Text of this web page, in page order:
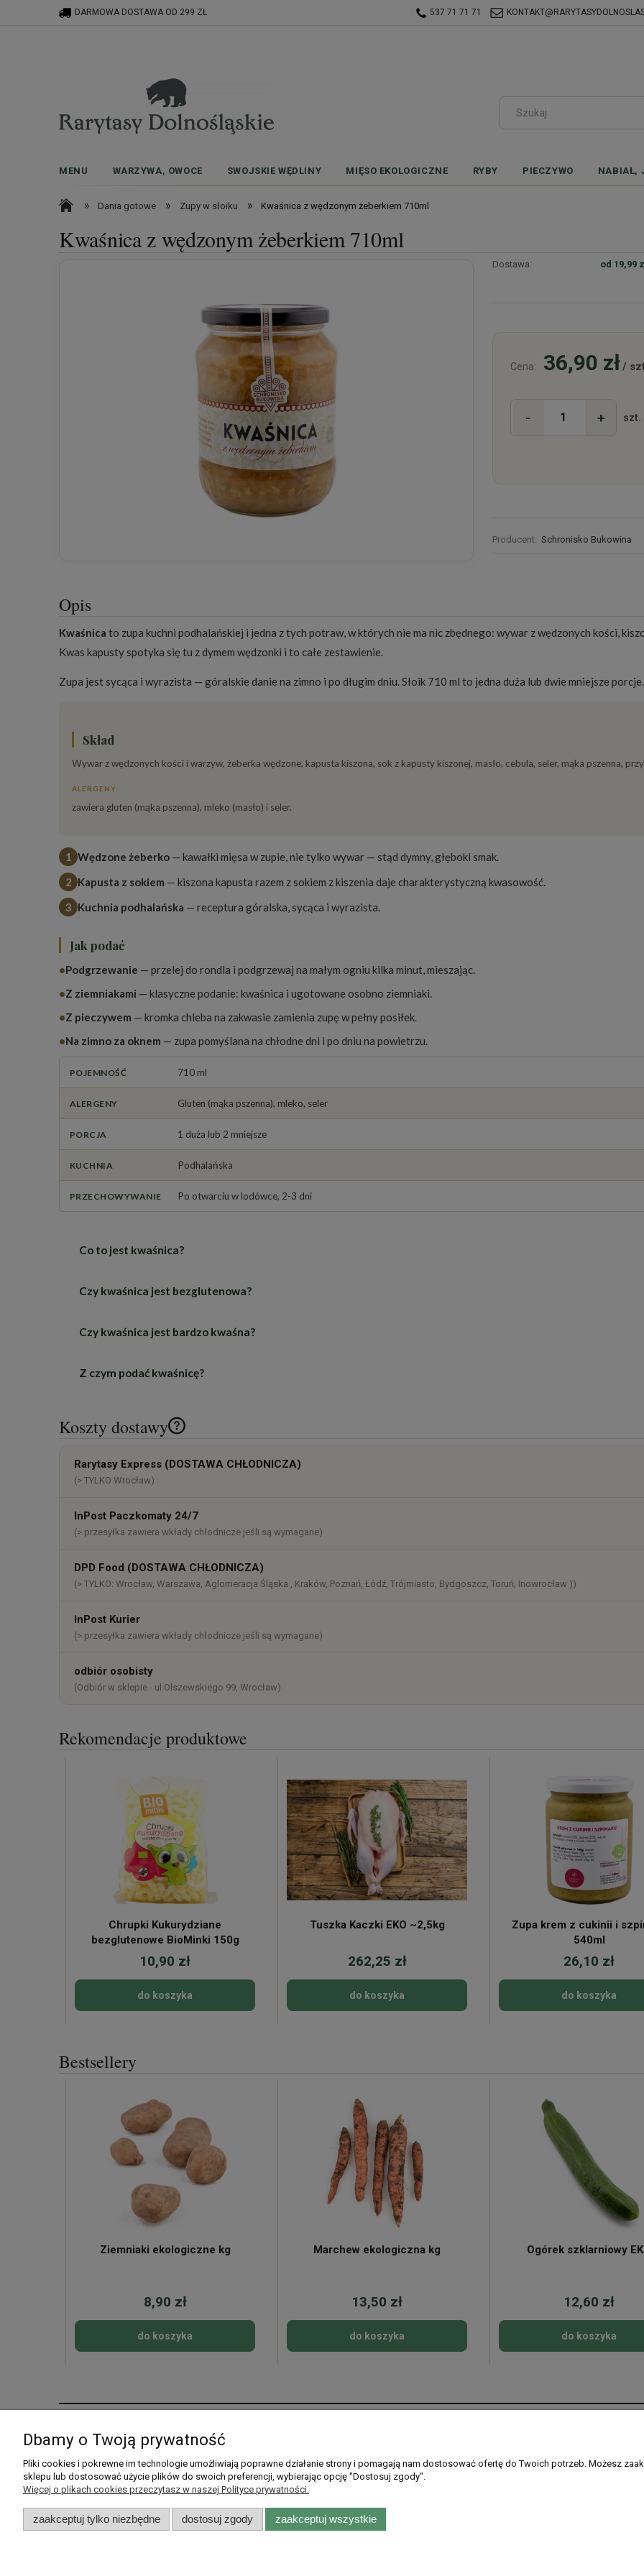
DARMOWA DOSTAWA OD 299 ZŁ 537 71 71 71
MENU WARZYWA, OWOCE SWOJSKIE WĘDLINY MIĘSO EKOLOGICZNE RYBY PIECZYWO NABIAŁ,
» Dania gotowe » Zupy w słoiku » Kwaśnica z wędzonym żeberkiem 710ml
Kwaśnica z wędzonym żeberkiem 710ml
Dostawa: od 19,99
Cena: 36,90 zł/
- + szt.
Producent: Schronisko Bukowina
Opis
Kwaśnica to zupa kuchni podhalańskiej i jedna z tych potraw, w których nie ma nic zbędnego: wywar z wędzonych kości,
Kwas kapusty spotyka się tu z dymem wędzonki i to całe zestawienie.
Zupa jest sycąca i wyrazista — góralskie danie na zimno i po długim dniu. Słoik 710 ml to jedna duża lub dwie mniejsze porcje.
Skład
Wywar z wędzonych kości i warzyw, żeberka wędzone, kapusta kiszona, sok z kapusty kiszonej, masło, cebula, seler, mąka pszenna,
ALERGENY:
zawiera gluten (mąka pszenna), mleko (masło) i seler.
1 Wędzone żeberko — kawałki mięsa w zupie, nie tylko wywar — stąd dymny, głęboki smak.
2 Kapusta z sokiem — kiszona kapusta razem z sokiem z kiszenia daje charakterystyczną kwasowość.
3 Kuchnia podhalańska — receptura góralska, sycąca i wyrazista.
Jak podać
•Podgrzewanie — przelej do rondla i podgrzewaj na małym ogniu kilka minut, mieszając.
•Z ziemniakami — klasyczne podanie: kwaśnica i ugotowane osobno ziemniaki.
•Z pieczywem — kromka chleba na zakwasie zamienia zupę w pełny posiłek.
•Na zimno za oknem — zupa pomyślana na chłodne dni i po dniu na powietrzu.
POJEMNOŚĆ 710 ml
ALERGENY Gluten (mąka pszenna), mleko, seler
PORCJA 1 duża lub 2 mniejsze
KUCHNIA Podhalańska
PRZECHOWYWANIE Po otwarciu w lodówce, 2-3 dni
Co to jest kwaśnica?
To góralska zupa z kiszonej kapusty gotowana na wywarze z wędzonych kości, z dodatkiem wędzonego mięsa.
Czy kwaśnica jest bezglutenowa?
Nie. W składzie jest mąka pszenna, więc zupa zawiera gluten. Zawiera również mleko i seler.
Czy kwaśnica jest bardzo kwaśna?
Ma wyraźną kwasowość pochodzącą z kapusty i soku z kiszenia — to jej znak rozpoznawczy. Ziemniaki podane
Z czym podać kwaśnicę?
Najczęściej z ugotowanymi osobno ziemniakami albo z kromką chleba na zakwasie.
Koszty dostawy
Cena nie zawiera ewentualnych kosztów
Rarytasy Express (DOSTAWA CHŁODNICZA)
(> TYLKO Wrocław)
InPost Paczkomaty 24/7
(> przesyłka zawiera wkłady chłodnicze jeśli są wymagane)
DPD Food (DOSTAWA CHŁODNICZA)
(> TYLKO: Wrocław, Warszawa, Aglomeracja Śląska , Kraków, Poznań, Łódź, Trójmiasto, Bydgoszcz, Toruń, Inowrocław ))
InPost Kurier
(> przesyłka zawiera wkłady chłodnicze jeśli są wymagane)
odbiór osobisty
(Odbiór w sklepie - ul.Olszewskiego 99, Wrocław)
Rekomendacje produktowe
Chrupki Kukurydziane
bezglutenowe BioMinki 150g
10,90 zł
do koszyka
Tuszka Kaczki EKO ~2,5kg
262,25 zł
do koszyka
Zupa krem z cukinii i
540ml
26,10 zł
do koszyka
Bestsellery
Ziemniaki ekologiczne kg
8,90 zł
do koszyka
Marchew ekologiczna kg
13,50 zł
do koszyka
Ogórek szklarniowy
12,60 zł
do koszyka
Pomoc
Pytania i odpowiedzi
Listy zakupowe
Twoje zamówienia
Ustawienia konta
Przechowalnia
Formy płatności
Gdzie dostarczamy
Regulamin sklepu
Dbamy o Twoją prywatność
Pliki cookies i pokrewne im technologie umożliwiają poprawne działanie strony i pomagają nam dostosować ofertę do Twoich potrzeb. Możesz
sklepu lub dostosować użycie plików do swoich preferencji, wybierając opcję "Dostosuj zgody".
Więcej o plikach cookies przeczytasz w naszej Polityce prywatności.
zaakceptuj tylko niezbędne dostosuj zgody zaakceptuj wszystkie